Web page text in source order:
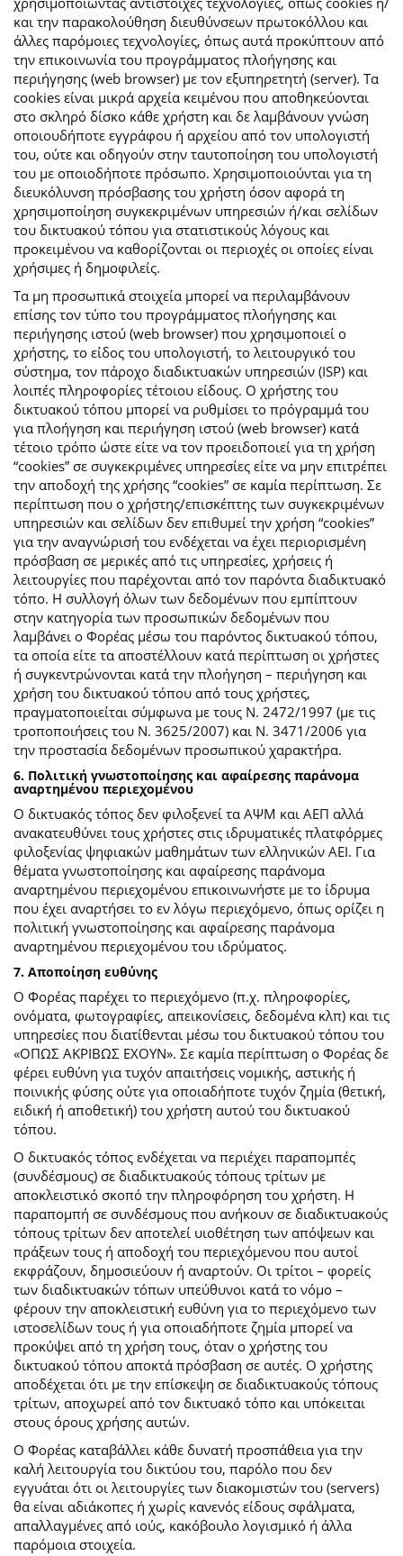
και την παρακολούθηση διευθύνσεων πρωτοκόλλου και
άλλες παρόμοιες τεχνολογίες, όπως αυτά προκύπτουν από
την επικοινωνία του προγράμματος πλοήγησης και
περιήγησης (web browser) με τον εξυπηρετητή (server). Τα
cookies είναι μικρά αρχεία κειμένου που αποθηκεύονται
στο σκληρό δίσκο κάθε χρήστη και δε λαμβάνουν γνώση
οποιουδήποτε εγγράφου ή αρχείου από τον υπολογιστή
του, ούτε και οδηγούν στην ταυτοποίηση του υπολογιστή
του με οποιοδήποτε πρόσωπο. Χρησιμοποιούνται για τη
διευκόλυνση πρόσβασης του χρήστη όσον αφορά τη
χρησιμοποίηση συγκεκριμένων υπηρεσιών ή/και σελίδων
του δικτυακού τόπου για στατιστικούς λόγους και
προκειμένου να καθορίζονται οι περιοχές οι οποίες είναι
χρήσιμες ή δημοφιλείς.
Τα μη προσωπικά στοιχεία μπορεί να περιλαμβάνουν
επίσης τον τύπο του προγράμματος πλοήγησης και
περιήγησης ιστού (web browser) που χρησιμοποιεί ο
χρήστης, το είδος του υπολογιστή, το λειτουργικό του
σύστημα, τον πάροχο διαδικτυακών υπηρεσιών (ISP) και
λοιπές πληροφορίες τέτοιου είδους. Ο χρήστης του
δικτυακού τόπου μπορεί να ρυθμίσει το πρόγραμμά του
για πλοήγηση και περιήγηση ιστού (web browser) κατά
τέτοιο τρόπο ώστε είτε να τον προειδοποιεί για τη χρήση
“cookies” σε συγκεκριμένες υπηρεσίες είτε να μην επιτρέπει
την αποδοχή της χρήσης “cookies” σε καμία περίπτωση. Σε
περίπτωση που ο χρήστης/επισκέπτης των συγκεκριμένων
υπηρεσιών και σελίδων δεν επιθυμεί την χρήση “cookies”
για την αναγνώρισή του ενδέχεται να έχει περιορισμένη
πρόσβαση σε μερικές από τις υπηρεσίες, χρήσεις ή
λειτουργίες που παρέχονται από τον παρόντα διαδικτυακό
τόπο. Η συλλογή όλων των δεδομένων που εμπίπτουν
στην κατηγορία των προσωπικών δεδομένων που
λαμβάνει ο Φορέας μέσω του παρόντος δικτυακού τόπου,
τα οποία είτε τα αποστέλλουν κατά περίπτωση οι χρήστες
ή συγκεντρώνονται κατά την πλοήγηση – περιήγηση και
χρήση του δικτυακού τόπου από τους χρήστες,
πραγματοποιείται σύμφωνα με τους Ν. 2472/1997 (με τις
τροποποιήσεις του Ν. 3625/2007) και Ν. 3471/2006 για
την προστασία δεδομένων προσωπικού χαρακτήρα.
6. Πολιτική γνωστοποίησης και αφαίρεσης παράνομα
αναρτημένου περιεχομένου
Ο δικτυακός τόπος δεν φιλοξενεί τα ΑΨΜ και ΑΕΠ αλλά
ανακατευθύνει τους χρήστες στις ιδρυματικές πλατφόρμες
φιλοξενίας ψηφιακών μαθημάτων των ελληνικών ΑΕΙ. Για
θέματα γνωστοποίησης και αφαίρεσης παράνομα
αναρτημένου περιεχομένου επικοινωνήστε με το ίδρυμα
που έχει αναρτήσει το εν λόγω περιεχόμενο, όπως ορίζει η
πολιτική γνωστοποίησης και αφαίρεσης παράνομα
αναρτημένου περιεχομένου του ιδρύματος.
7. Αποποίηση ευθύνης
Ο Φορέας παρέχει το περιεχόμενο (π.χ. πληροφορίες,
ονόματα, φωτογραφίες, απεικονίσεις, δεδομένα κλπ) και τις
υπηρεσίες που διατίθενται μέσω του δικτυακού τόπου του
«ΟΠΩΣ ΑΚΡΙΒΩΣ ΕΧΟΥΝ». Σε καμία περίπτωση ο Φορέας δε
φέρει ευθύνη για τυχόν απαιτήσεις νομικής, αστικής ή
ποινικής φύσης ούτε για οποιαδήποτε τυχόν ζημία (θετική,
ειδική ή αποθετική) του χρήστη αυτού του δικτυακού
τόπου.
O δικτυακός τόπος ενδέχεται να περιέχει παραπομπές
(συνδέσμους) σε διαδικτυακούς τόπους τρίτων με
αποκλειστικό σκοπό την πληροφόρηση του χρήστη. Η
παραπομπή σε συνδέσμους που ανήκουν σε διαδικτυακούς
τόπους τρίτων δεν αποτελεί υιοθέτηση των απόψεων και
πράξεων τους ή αποδοχή του περιεχόμενου που αυτοί
εκφράζουν, δημοσιεύουν ή αναρτούν. Οι τρίτοι – φορείς
των διαδικτυακών τόπων υπεύθυνοι κατά το νόμο –
φέρουν την αποκλειστική ευθύνη για το περιεχόμενο των
ιστοσελίδων τους ή για οποιαδήποτε ζημία μπορεί να
προκύψει από τη χρήση τους, όταν ο χρήστης του
δικτυακού τόπου αποκτά πρόσβαση σε αυτές. Ο χρήστης
αποδέχεται ότι με την επίσκεψη σε διαδικτυακούς τόπους
τρίτων, αποχωρεί από τον δικτυακό τόπο και υπόκειται
στους όρους χρήσης αυτών.
Ο Φορέας καταβάλλει κάθε δυνατή προσπάθεια για την
καλή λειτουργία του δικτύου του, παρόλο που δεν
εγγυάται ότι οι λειτουργίες των διακομιστών του (servers)
θα είναι αδιάκοπες ή χωρίς κανενός είδους σφάλματα,
απαλλαγμένες από ιούς, κακόβουλο λογισμικό ή άλλα
παρόμοια στοιχεία.